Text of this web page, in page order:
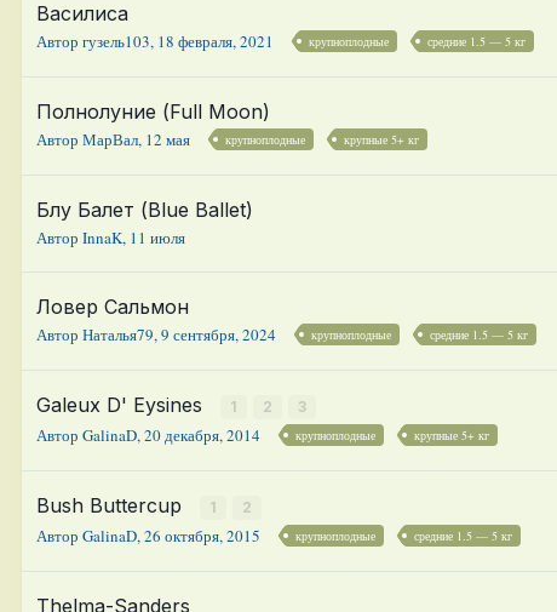
Василиса
Авторгузель103, 18 февраля, 2021 крупноплодные средние 1.5 — 5 кг
Полнолуние (Full Moon)
АвторМарВал, 12 мая крупноплодные крупные 5+ кг
Блу Балет (Blue Ballet)
АвторInnaK, 11 июля
Ловер Сальмон
АвторНаталья79,9 сентября, 2024 крупноплодные средние 1.5 — 5 кг
Galeux D' Eysines 1 2 3
АвторGalinaD,20 декабря, 2014 крупноплодные крупные 5+ кг
Bush Buttercup 1 2
АвторGalinaD,26 октября, 2015 крупноплодные средние 1.5 — 5 кг
Thelma-Sanders